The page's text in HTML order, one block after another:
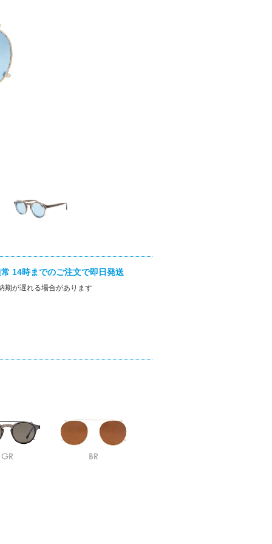
14時までのご注文で即日発送
期が遅れる場合があります